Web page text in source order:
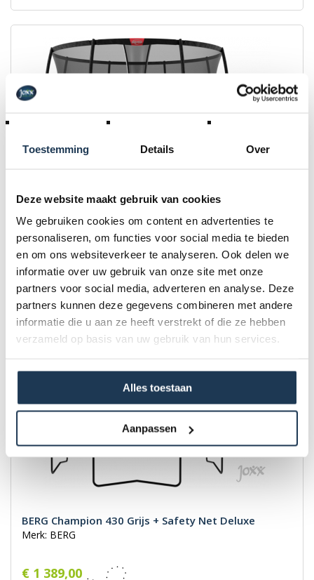
Toestemming Details Over
Deze website maakt gebruik van cookies
We gebruiken cookies om content en advertenties te
personaliseren, om functies voor social media te bieden
en om ons websiteverkeer te analyseren. Ook delen we
informatie over uw gebruik van onze site met onze
partners voor social media, adverteren en analyse. Deze
partners kunnen deze gegevens combineren met andere
informatie die u aan ze heeft verstrekt of die ze hebben
verzameld op basis van uw gebruik van hun services.
Alles toestaan
Aanpassen
BERG Champion 380 Grijs + Safety Net Deluxe
Merk: BERG
€ 1 259,00
Incl. BTW
BERG Champion 430 Grijs + Safety Net Deluxe
Merk: BERG
€ 1 389,00